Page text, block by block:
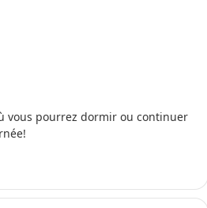
vous pourrez dormir ou continuer